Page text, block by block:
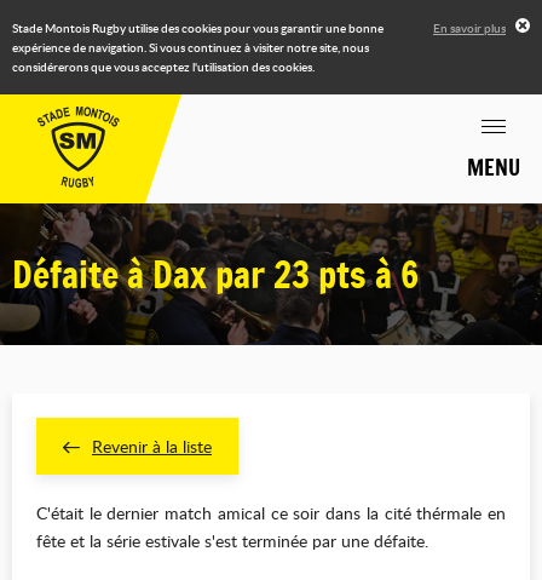
Stade Montois Rugby utilise des cookies pour vous garantir une bonne
expérience de navigation. Si vous continuez à visiter notre site, nous
considérerons que vous acceptez l'utilisation des cookies.
En savoir plus
MENU
Défaite à Dax par 23 pts à 6
Revenir à la liste
C'était le dernier match amical ce soir dans la cité thérmale en
fête et la série estivale s'est terminée par une défaite.